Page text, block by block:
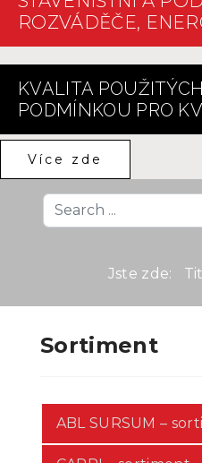
ROZVÁDĚČE,
KVALITA
PODMÍNKOU PRO
Více zde
Search
...
Jste zde:
Sortiment
ABL SURSUM –